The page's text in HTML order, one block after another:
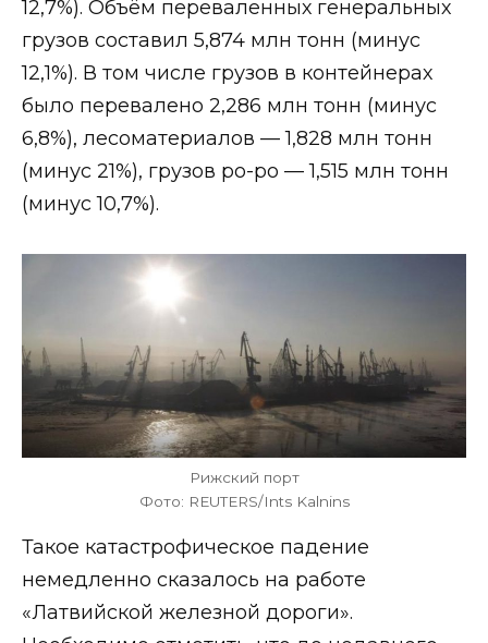
12,7%). Объём переваленных генеральных
грузов составил 5,874 млн тонн (минус
12,1%). В том числе грузов в контейнерах
было перевалено 2,286 млн тонн (минус
6,8%), лесоматериалов — 1,828 млн тонн
(минус 21%), грузов ро-ро — 1,515 млн тонн
(минус 10,7%).
Рижский порт
Фото: REUTERS/Ints Kalnins
Такое катастрофическое падение
немедленно сказалось на работе
«Латвийской железной дороги».